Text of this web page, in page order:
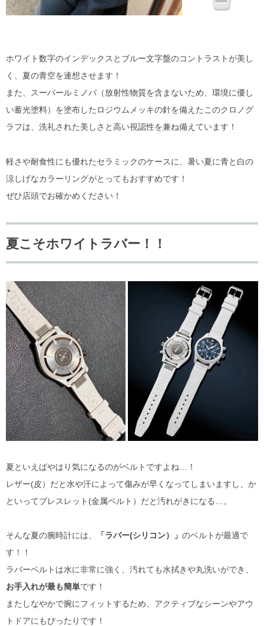
ホワイト数字のインデックスとブルー文字盤のコントラストが美し
く、夏の青空を連想させます！
また、スーパールミノバ（放射性物質を含まないため、環境に優し
い蓄光塗料）を塗布したロジウムメッキの針を備えたこのクロノグ
ラフは、洗礼された美しさと高い視認性を兼ね備えています！
軽さや耐食性にも優れたセラミックのケースに、暑い夏に青と白の
涼しげなカラーリングがとってもおすすめです！
ぜひ店頭でお確かめください！
夏こそホワイトラバー！！
夏といえばやはり気になるのがベルトですよね…！
レザー(皮）だと水や汗によって傷みが早くなってしまいますし、か
といってブレスレット(金属ベルト）だと汚れがきになる…。
そんな夏の腕時計には、 「ラバー(シリコン）」 のベルトが最適で
す！！
ラバーベルトは水に非常に強く、汚れても水拭きや丸洗いができ、
お手入れが最も簡単です！
またしなやかで腕にフィットするため、アクティブなシーンやアウ
トドアにもぴったりです！